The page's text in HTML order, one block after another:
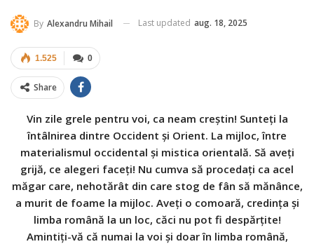
By Alexandru Mihail Last updated aug. 18, 2025
0
1.525
Share
Vin zile grele pentru voi, ca neam creștin! Sunteți la
întâlnirea dintre Occident și Orient. La mijloc, între
materialismul occidental și mistica orientală. Să aveți
grijă, ce alegeri faceți! Nu cumva să procedați ca acel
măgar care, nehotărât din care stog de fân să mănânce,
a murit de foame la mijloc. Aveți o comoară, credința și
limba română la un loc, căci nu pot fi despărțite!
Amintiți-vă că numai la voi și doar în limba română,